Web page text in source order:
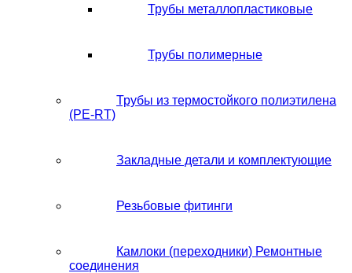
Трубы металлопластиковые
Трубы полимерные
Трубы из термостойкого полиэтилена
(PE-RT)
Закладные детали и комплектующие
Резьбовые фитинги
Камлоки (переходники) Ремонтные
соединения